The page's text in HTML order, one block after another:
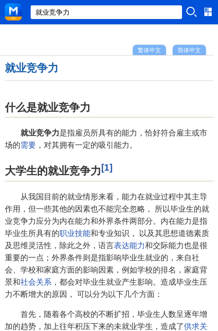
简体中文
繁体中文
就业竞争力
什么是就业竞争力
就业竞争力是指雇员所具有的能力，恰好符合雇主或市
场的需要 ，对其拥有一定的吸引能力。
大学生的就业竞争力 [1]
从我国目前的就业情形来看，能力在就业过程中其主导
作用，但一些其他的因素也不能完全忽略， 所以毕业生的就
业竞争力应分为内在能力和外界条件两部分。内在能力是指
毕业生所具有的职业技能和专业知识， 以及其思想道德素质
及思维灵活性，除此之外，语言表达能力和交际能力也是很
重要的一点；外界条件则是指影响毕业生就业的，来自社
会、学校和家庭方面的影响因素，例如学校的排名，家庭背
景和社会关系 ，都会对毕业生就业产生影响。造成毕业生压
力不断增大的原因， 可以分为以下几个方面：
首先，随着各个高校的不断扩招，毕业生人数呈逐年增
加的趋势，加上往年积压下来的未就业学生，造成了供求关